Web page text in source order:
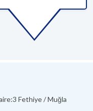
Fethiye / Muğla